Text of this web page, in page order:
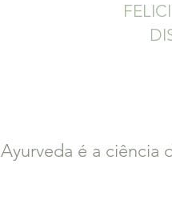
Ayurveda é a ciência